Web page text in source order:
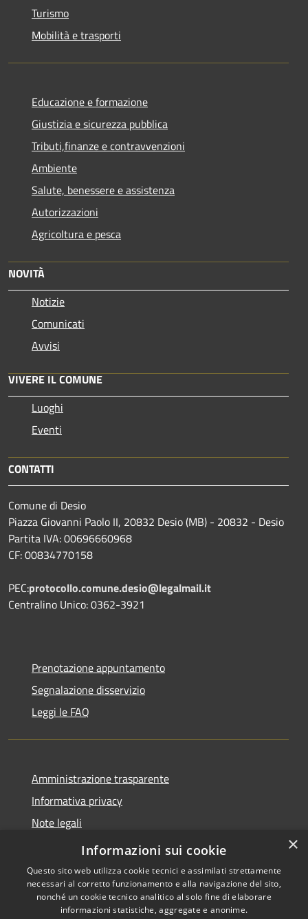
Turismo
Mobilità e trasporti
Educazione e formazione
Giustizia e sicurezza pubblica
Tributi,finanze e contravvenzioni
Ambiente
Salute, benessere e assistenza
Autorizzazioni
Agricoltura e pesca
NOVITÀ
Notizie
Comunicati
Avvisi
VIVERE IL COMUNE
Luoghi
Eventi
CONTATTI
Comune di Desio
Piazza Giovanni Paolo II, 20832 Desio (MB) - 20832 - Desio
Partita IVA: 00696660968
CF: 00834770158
PEC:protocollo.comune.desio@legalmail.it
Centralino Unico: 0362-3921
Prenotazione appuntamento
Segnalazione disservizio
Leggi le FAQ
Amministrazione trasparente
Informativa privacy
Note legali
Dichiarazione di accessibilità
Copyright © 2026 • Comune di
×
Informazioni sui cookie
Questo sito web utilizza cookie tecnici e assimilati strettamente
necessari al corretto funzionamento e alla navigazione del sito,
nonché un cookie tecnico analitico al solo fine di elaborare
informazioni statistiche, aggregate e anonime.